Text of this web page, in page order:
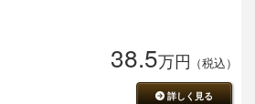
38.5万円 （税込）
詳しく見る